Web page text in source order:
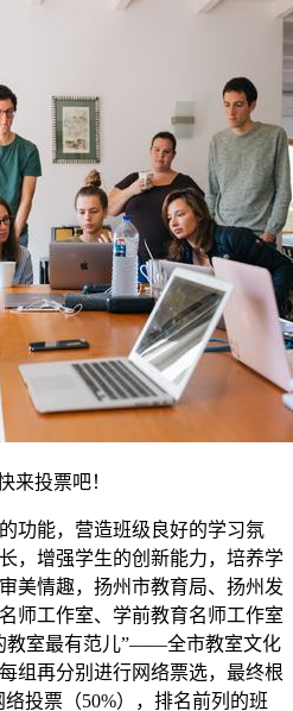
来投票吧！
功能，营造班级良好的学习氛
，增强学生的创新能力，培养学
美情趣，扬州市教育局、扬州发
师工作室、学前教育名师工作室
教室最有范儿”——全市教室文化
组再分别进行网络票选，最终根
投票（50%），排名前列的班